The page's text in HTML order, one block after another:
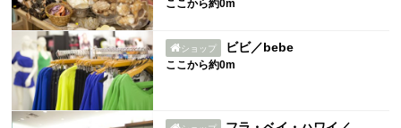
ここから約0m
ショップ ビビ／bebe
ここから約0m